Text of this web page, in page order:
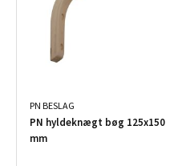
PN BESLAG
PN hyldeknægt bøg 125x150
mm